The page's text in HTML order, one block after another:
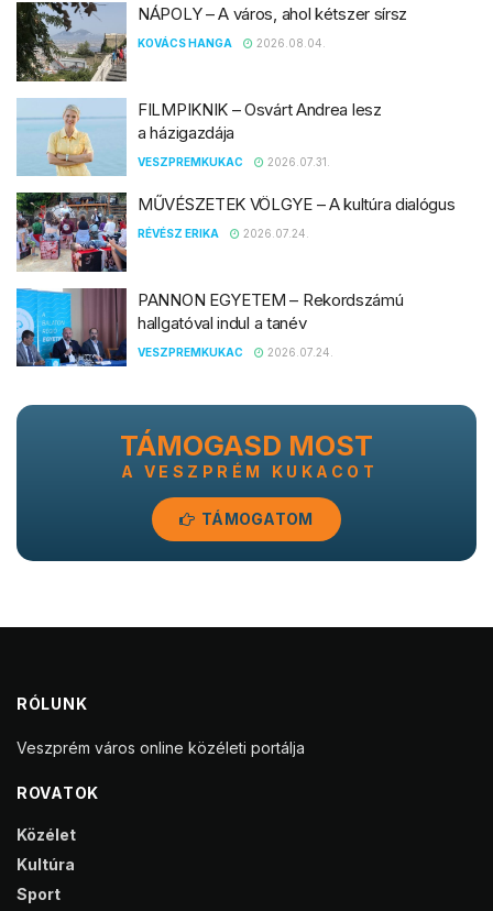
NÁPOLY – A város, ahol kétszer sírsz
KOVÁCS HANGA 2026.08.04.
FILMPIKNIK – Osvárt Andrea lesz
a házigazdája
VESZPREMKUKAC 2026.07.31.
MŰVÉSZETEK VÖLGYE – A kultúra dialógus
RÉVÉSZ ERIKA 2026.07.24.
PANNON EGYETEM – Rekordszámú
hallgatóval indul a tanév
VESZPREMKUKAC 2026.07.24.
TÁMOGASD MOST
A VESZPRÉM KUKACOT
TÁMOGATOM
RÓLUNK
Veszprém város online közéleti portálja
ROVATOK
Közélet
Kultúra
Sport